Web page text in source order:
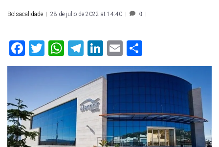
Bolsacalidade 28 de julio de 2022 at 14:40 0
Facebook
Twitter
WhatsApp
Telegram
LinkedIn
Email